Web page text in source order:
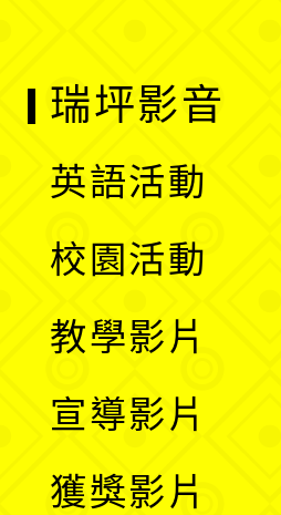
瑞坪影音
英語活動
校園活動
教學影片
宣導影片
獲獎影片